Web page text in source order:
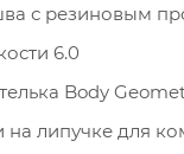
с резиновым
6.0
Body
на липучке для